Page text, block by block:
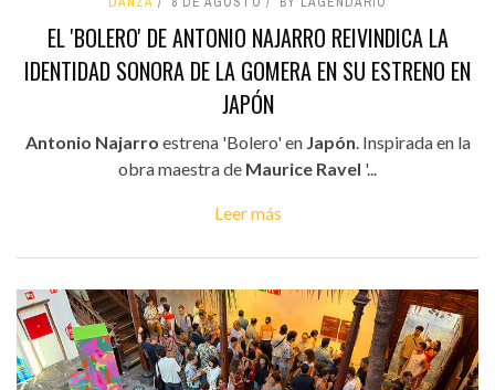
EL 'BOLERO' DE ANTONIO NAJARRO REIVINDICA LA
IDENTIDAD SONORA DE LA GOMERA EN SU ESTRENO EN
JAPÓN
Antonio Najarro estrena 'Bolero' en Japón . Inspirada en la
obra maestra de Maurice Ravel '...
Leer más